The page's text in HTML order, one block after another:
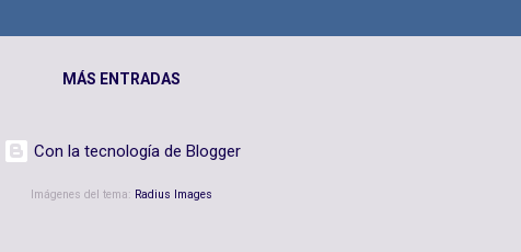
MÁS ENTRADAS
Con la tecnología de Blogger
Imágenes del tema: Radius Images